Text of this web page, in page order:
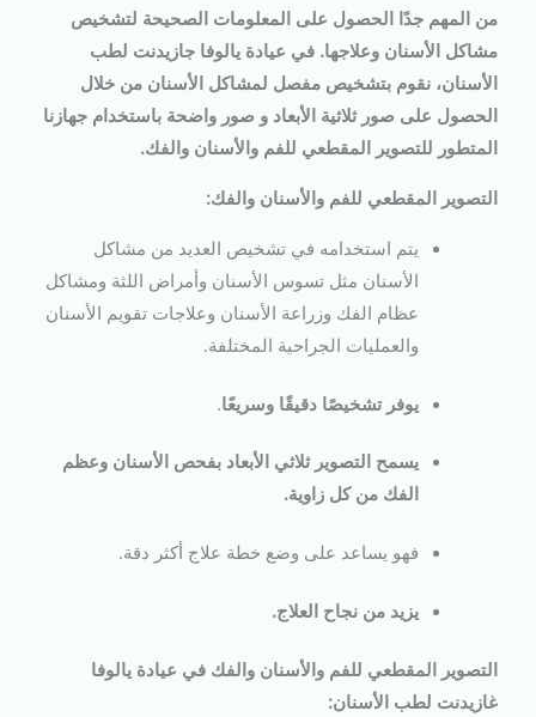
من المهم جدًا الحصول على المعلومات الصحيحة لتشخيص
مشاكل الأسنان وعلاجها. في عيادة يالوفا جازيدنت لطب
الأسنان، نقوم بتشخيص مفصل لمشاكل الأسنان من خلال
الحصول على صور ثلاثية الأبعاد و صور واضحة باستخدام جهازنا
المتطور للتصوير المقطعي للفم والأسنان والفك.
التصوير المقطعي للفم والأسنان والفك:
يتم استخدامه في تشخيص العديد من مشاكل
الأسنان مثل تسوس الأسنان وأمراض اللثة ومشاكل
عظام الفك وزراعة الأسنان وعلاجات تقويم الأسنان
والعمليات الجراحية المختلفة.
يوفر تشخيصًا دقيقًا وسريعًا.
يسمح التصوير ثلاثي الأبعاد بفحص الأسنان وعظم
الفك من كل زاوية.
فهو يساعد على وضع خطة علاج أكثر دقة.
يزيد من نجاح العلاج.
التصوير المقطعي للفم والأسنان والفك في عيادة يالوفا
غازيدنت لطب الأسنان: